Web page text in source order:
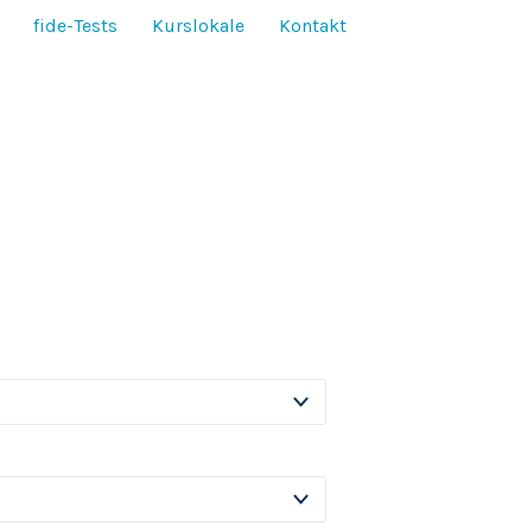
fide-Tests Kurslokale Kontakt